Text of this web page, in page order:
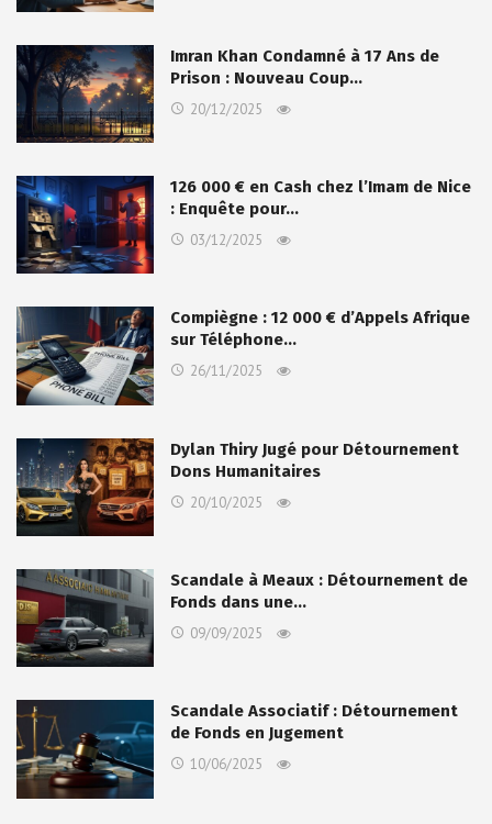
Imran Khan Condamné à 17 Ans de
Prison : Nouveau Coup…
20/12/2025
126 000 € en Cash chez l’Imam de Nice
: Enquête pour…
03/12/2025
Compiègne : 12 000 € d’Appels Afrique
sur Téléphone…
26/11/2025
Dylan Thiry Jugé pour Détournement
Dons Humanitaires
20/10/2025
Scandale à Meaux : Détournement de
Fonds dans une…
09/09/2025
Scandale Associatif : Détournement
de Fonds en Jugement
10/06/2025